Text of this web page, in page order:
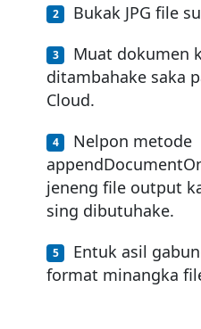
Bukak JPG file
Muat dokumen
ditambahake saka
Cloud.
Nelpon metode
jeneng file output
sing dibutuhake.
Entuk asil
format minangka